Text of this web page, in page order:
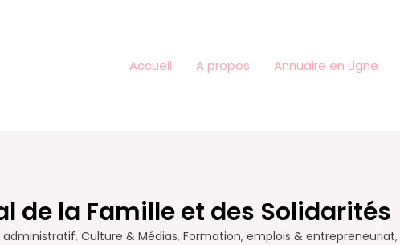
Accueil
A propos Annuaire en Ligne
de la Famille et des Solidarités
, Culture & Médias, Formation, emplois & entrepreneuriat,